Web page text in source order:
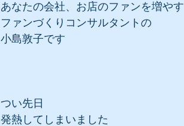
あなたの会社、お店のファンを増やす
ファンづくりコンサルタントの
小島敦子です
つい先日
発熱してしまいました